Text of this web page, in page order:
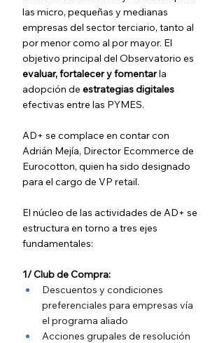
las micro, pequeñas y medianas
empresas del sector terciario, tanto al
por menor como al por mayor. El
objetivo principal del Observatorio es
evaluar, fortalecer y fomentar la
adopción de estrategias digitales
efectivas entre las PYMES.
AD+ se complace en contar con
Adrián Mejía, Director Ecommerce de
Eurocotton, quien ha sido designado
para el cargo de VP retail.
El núcleo de las actividades de AD+ se
estructura en torno a tres ejes
fundamentales:
1/ Club de Compra:
Descuentos y condiciones
preferenciales para empresas vía
el programa aliado
Acciones grupales de resolución